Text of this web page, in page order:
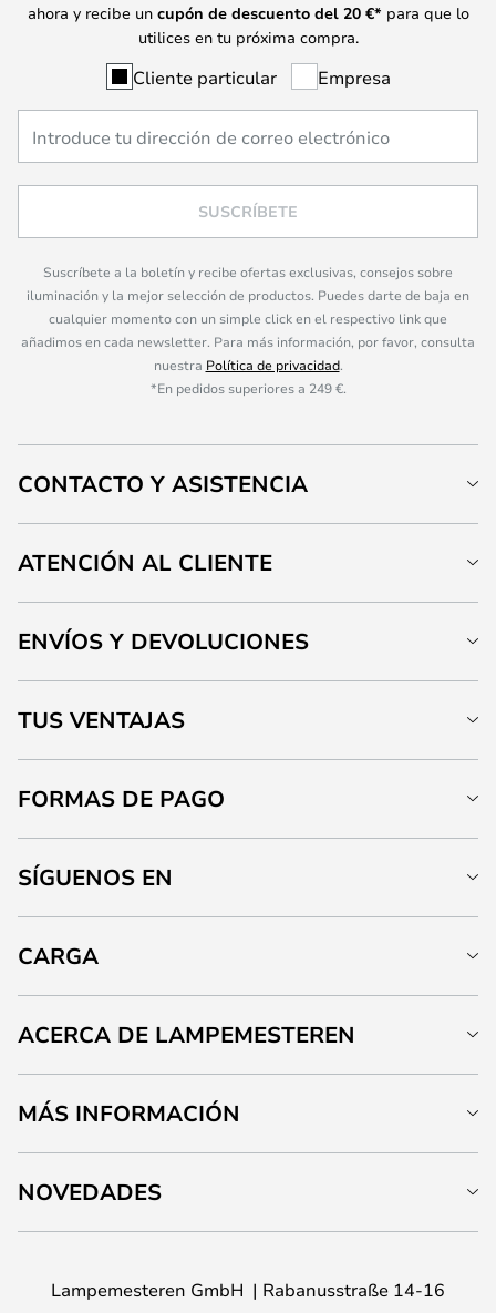
ahora y recibe un cupón de descuento del 20 €* para que lo
utilices en tu próxima compra.
Cliente particular Empresa
SUSCRÍBETE
Suscríbete a la boletín y recibe ofertas exclusivas, consejos sobre
iluminación y la mejor selección de productos. Puedes darte de baja en
cualquier momento con un simple click en el respectivo link que
añadimos en cada newsletter. Para más información, por favor, consulta
nuestra Política de privacidad.
*En pedidos superiores a 249 €.
CONTACTO Y ASISTENCIA
ATENCIÓN AL CLIENTE
ENVÍOS Y DEVOLUCIONES
TUS VENTAJAS
FORMAS DE PAGO
SÍGUENOS EN
CARGA
ACERCA DE LAMPEMESTEREN
MÁS INFORMACIÓN
NOVEDADES
Lampemesteren GmbH Rabanusstraße 14-16